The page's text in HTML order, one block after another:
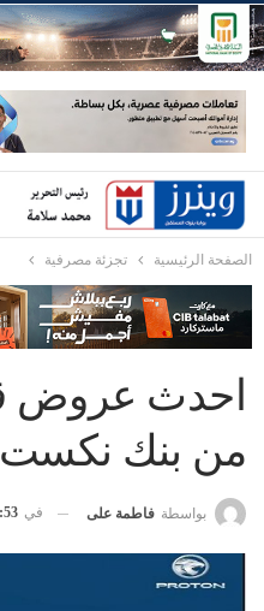
الصفحة الرئيسية تجزئة مصرفية
احدث عروض
من بنك نكست
بواسطة فاطمة على في 6:53 م 9